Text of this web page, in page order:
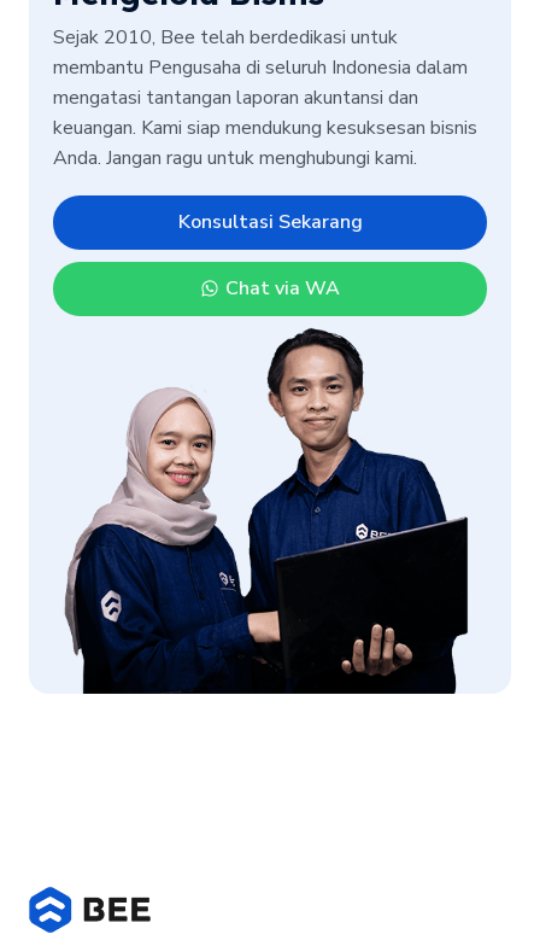
Sejak 2010, Bee telah berdedikasi untuk
membantu Pengusaha di seluruh Indonesia dalam
mengatasi tantangan laporan akuntansi dan
keuangan. Kami siap mendukung kesuksesan bisnis
Anda. Jangan ragu untuk menghubungi kami.
Konsultasi Sekarang
Chat via WA